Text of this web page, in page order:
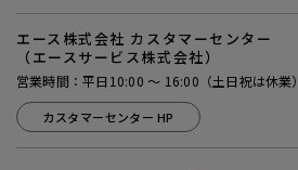
エース株式会社 カスタマーセンター
（エースサービス株式会社）
営業時間：平日10:00 ～ 16:00（土日祝は休業）
カスタマーセンター HP